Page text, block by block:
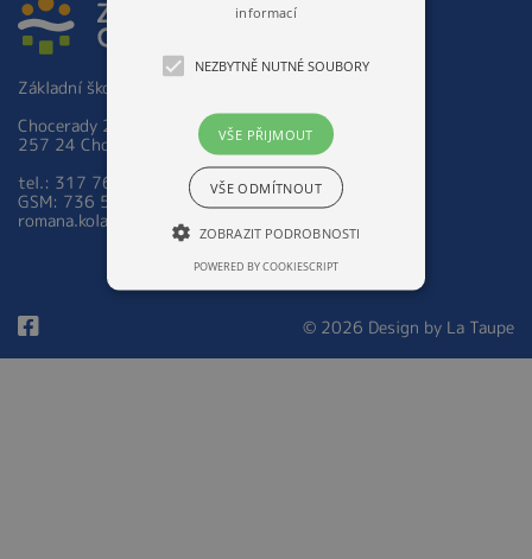
Základní škola a Mateřská škola Chocerady 267
Chocerady 267
257 24 Chocerady
tel.: 317 763 521
GSM: 736 535 973
romana.kolarova@zsmschocerady.cz
© 2026 Design by La Taupe
informací
NEZBYTNĚ NUTNÉ SOUBORY
VŠE PŘIJMOUT
VŠE ODMÍTNOUT
ZOBRAZIT PODROBNOSTI
POWERED BY COOKIESCRIPT